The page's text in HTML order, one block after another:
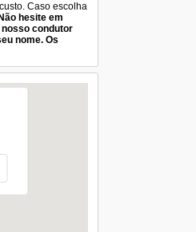
Caso escolha
Não hesite em
condutor
nome. Os